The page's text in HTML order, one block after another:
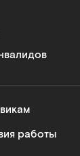
работы